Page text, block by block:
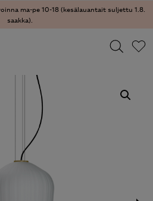
ma-pe 10-18 (kesälauantait suljettu 1.8.
saakka).
for results.